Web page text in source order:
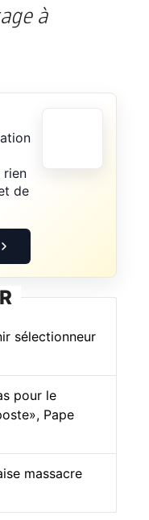
à
rien
de
sélectionneur
pour le
Pape
massacre